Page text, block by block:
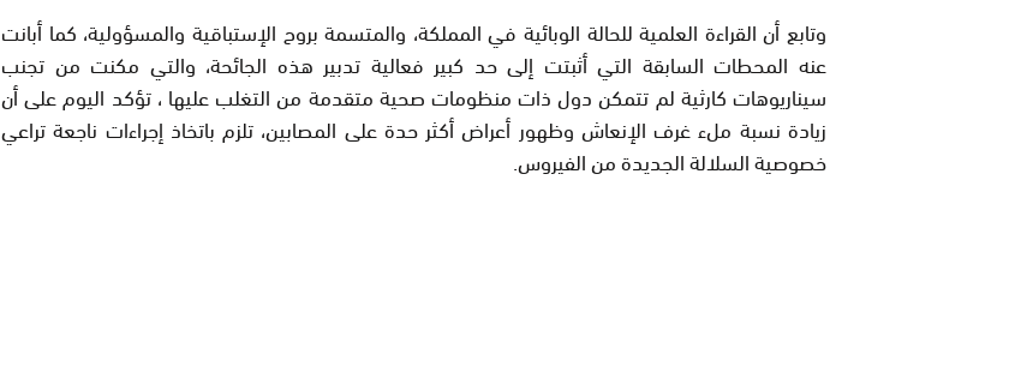
وتابع أن القراءة العلمية للحالة الوبائية في المملكة، والمتسمة بروح الإستباقية والمسؤولية، كما أبانت
عنه المحطات السابقة التي أثبتت إلى حد كبير فعالية تدبير هذه الجائحة، والتي مكنت من تجنب
سيناريوهات كارثية لم تتمكن دول ذات منظومات صحية متقدمة من التغلب عليها ، تؤكد اليوم على أن
زيادة نسبة ملء غرف الإنعاش وظهور أعراض أكثر حدة على المصابين، تلزم باتخاذ إجراءات ناجعة تراعي
خصوصية السلالة الجديدة من الفيروس.